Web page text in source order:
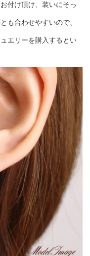
付け頂け、装いにそっ
も合わせやすいので、
エリーを購入するとい